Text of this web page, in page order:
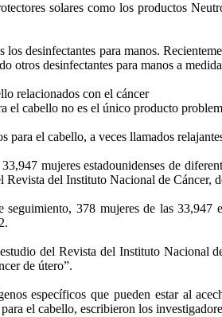
solares como los productos
los desinfectantes para manos.
otros desinfectantes para manos a
relacionados con el cáncer
el cabello no es el único producto
para el cabello, a veces llamados
mujeres estadounidenses de
del Instituto Nacional de Cáncer,
seguimiento, 378 mujeres de las
del Revista del Instituto Nacional
de útero”.
específicos que pueden estar al
el cabello, escribieron los